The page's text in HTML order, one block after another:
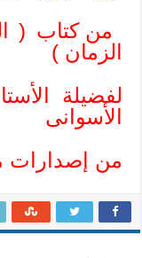
من كتاب (
الزمان )
لفضيلة
الأسوانى
من إصدارات